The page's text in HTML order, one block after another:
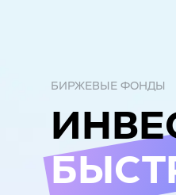
БИРЖЕВЫЕ ФОНДЫ